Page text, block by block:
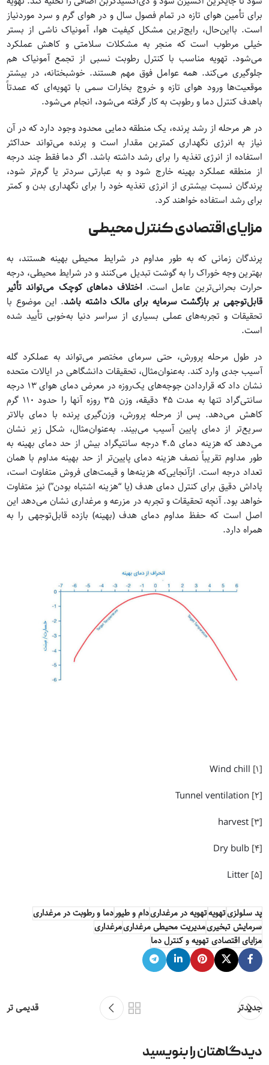
برای تأمین هوای تازه در تمام فصول سال و در هوای گرم و سرد موردنیاز
است. بااین‌حال، رایج‌ترین مشکل کیفیت هوا، آمونیاک ناشی از بستر
خیلی مرطوب است که منجر به مشکلات سلامتی و کاهش عملکرد
می‌شود. تهویه مناسب با کنترل رطوبت نسبی از تجمع آمونیاک هم
جلوگیری می‌کند. همه عوامل فوق مهم هستند. خوشبختانه، در بیشتر
موقعیت‌ها ورود هوای تازه و خروج بخارات سمی با تهویه‌ای که عمدتاً
باهدف کنترل دما و رطوبت به کار گرفته می‌شود، انجام می‌شود.
در هر مرحله از رشد پرنده، یک منطقه دمایی محدود وجود دارد که در آن
نیاز به انرژی نگهداری کمترین مقدار است و پرنده می‌تواند حداکثر
استفاده از انرژی تغذیه را برای رشد داشته باشد. اگر دما فقط چند درجه
از منطقه عملکرد بهینه خارج شود و به عبارتی سردتر یا گرم‌تر شود،
پرندگان نسبت بیشتری از انرژی تغذیه خود را برای نگهداری بدن و کمتر
برای رشد استفاده خواهند کرد.
مزایای اقتصادی کنترل محیطی
پرندگان زمانی که به طور مداوم در شرایط محیطی بهینه هستند، به
بهترین وجه خوراک را به گوشت تبدیل می‌کنند و در شرایط محیطی، درجه
حرارت بحرانی‌ترین عامل است. اختلاف دماهای کوچک می‌تواند تأثیر
قابل‌توجهی بر بازگشت سرمایه برای مالک داشته باشد. این موضوع با
تحقیقات و تجربه‌های عملی بسیاری از سراسر دنیا به‌خوبی تأیید شده
است.
در طول مرحله پرورش، حتی سرمای مختصر می‌تواند به عملکرد گله
آسیب جدی وارد کند. به‌عنوان‌مثال، تحقیقات دانشگاهی در ایالات متحده
نشان داد که قراردادن جوجه‌های یک‌روزه در معرض دمای هوای 13 درجه
سانتی‌گراد تنها به مدت 45 دقیقه، وزن 35 روزه آنها را حدود 110 گرم
کاهش می‌دهد. پس از مرحله پرورش، وزن‌گیری پرنده با دمای بالاتر
سریع‌تر از دمای پایین آسیب می‌بیند. به‌عنوان‌مثال، شکل زیر نشان
می‌دهد که هزینه دمای 4.5 درجه سانتیگراد بیش از حد دمای بهینه به
طور مداوم تقریباً نصف هزینه دمای پایین‌تر از حد بهینه مداوم با همان
تعداد درجه است. ازآنجایی‌که هزینه‌ها و قیمت‌های فروش متفاوت است،
پاداش دقیق برای کنترل دمای هدف (یا “هزینه اشتباه بودن”) نیز متفاوت
خواهد بود. آنچه تحقیقات و تجربه در مزرعه و مرغداری نشان می‌دهد این
اصل است که حفظ مداوم دمای هدف (بهینه) بازده قابل‌توجهی را به
همراه دارد.
[1]
[2]
[3]
harvest
[4]
Dry bulb
[5]
Litter
پد سلولزیتهویهتهویه در مرغداریدام و طیوردما و رطوبت در مرغداری
سرمایش تبخیریمدیریت محیطی مرغداریمرغداری
مزایای اقتصادی تهویه و کنترل دما
جدیدتر قدیمی تر
دیدگاهتان را بنویسید